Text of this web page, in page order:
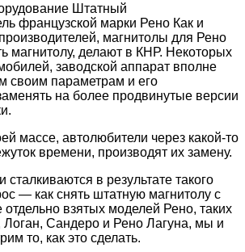
Штатный
французской марки Рено Как и
магнитолы для Рено
магнитолу, делают в КНР. Некоторых
заводской аппарат вполне
своим параметрам и его
на более продвинутые версии
массе, автолюбители через какой-то
времени, производят их замену.
в результате такого
— как снять штатную магнитолу с
взятых моделей Рено, таких
Логан, Сандеро и Рено Лагуна, мы и
то, как это сделать.